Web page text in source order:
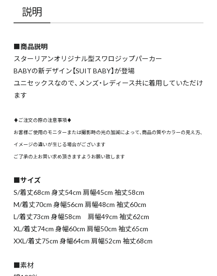
説明
■商品説明
スターリアンオリジナル型スワロジップパーカー
BABYの新デザイン【SUIT BABY】が登場
ユニセックスなので、メンズ・レディース共に着用していただけ
ます
♦ご注文の際の注意事項♦
お客様ご使用のモニターまたは撮影時の光の加減によって、商品の質やカラーの見え方、
イメージの違いが生じる場合がございます
ご了承の上お買い求め頂きますようお願い致します
■サイズ
S/着丈68cm 身丈54cm 肩幅45cm 袖丈58cm
M/着丈70cm 身幅56cm 肩幅48cm 袖丈60cm
L/着丈73cm 身幅58cm 肩幅49cm 袖丈62cm
XL/着丈74cm 身幅60cm 肩幅50cm 袖丈65cm
XXL/着丈75cm 身幅64cm 肩幅52cm 袖丈68cm
■素材